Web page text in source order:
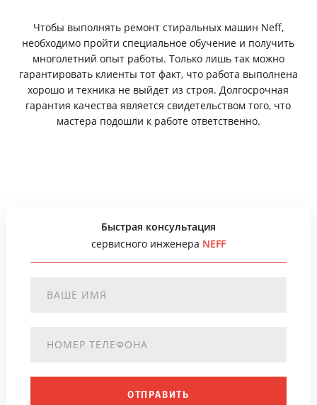
Чтобы выполнять ремонт стиральных машин Neff,
необходимо пройти специальное обучение и получить
многолетний опыт работы. Только лишь так можно
гарантировать клиенты тот факт, что работа выполнена
хорошо и техника не выйдет из строя. Долгосрочная
гарантия качества является свидетельством того, что
мастера подошли к работе ответственно.
Быстрая консультация
сервисного инженера NEFF
ОТПРАВИТЬ